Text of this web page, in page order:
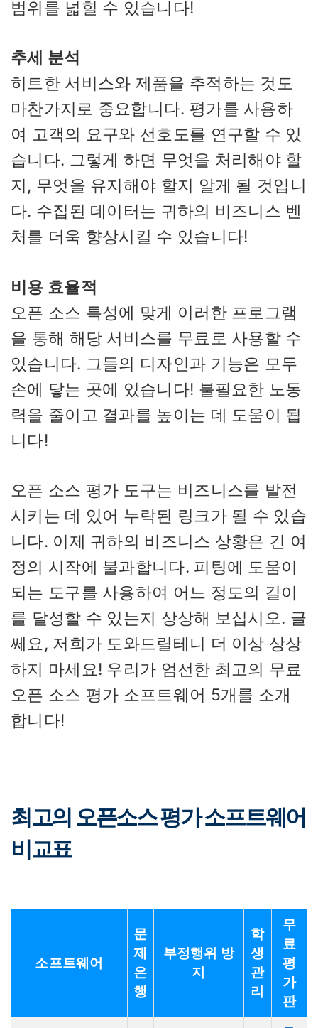
범위를 넓힐 수 있습니다!
추세 분석
히트한 서비스와 제품을 추적하는 것도
마찬가지로 중요합니다. 평가를 사용하
여 고객의 요구와 선호도를 연구할 수 있
습니다. 그렇게 하면 무엇을 처리해야 할
지, 무엇을 유지해야 할지 알게 될 것입니
다. 수집된 데이터는 귀하의 비즈니스 벤
처를 더욱 향상시킬 수 있습니다!
비용 효율적
오픈 소스 특성에 맞게 이러한 프로그램
을 통해 해당 서비스를 무료로 사용할 수
있습니다. 그들의 디자인과 기능은 모두
손에 닿는 곳에 있습니다! 불필요한 노동
력을 줄이고 결과를 높이는 데 도움이 됩
니다!
오픈 소스 평가 도구는 비즈니스를 발전
시키는 데 있어 누락된 링크가 될 수 있습
니다. 이제 귀하의 비즈니스 상황은 긴 여
정의 시작에 불과합니다. 피팅에 도움이
되는 도구를 사용하여 어느 정도의 길이
를 달성할 수 있는지 상상해 보십시오. 글
쎄요, 저희가 도와드릴테니 더 이상 상상
하지 마세요! 우리가 엄선한 최고의 무료
오픈 소스 평가 소프트웨어 5개를 소개
합니다!
최고의 오픈소스 평가 소프트웨어
비교표
소프트웨어
문
제
은
행
부정행위 방
지
학
생
관
리
무
료
평
가
판